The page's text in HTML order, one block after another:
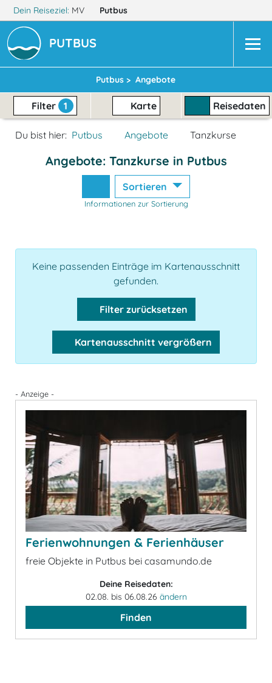
Dein Reiseziel: MV Putbus
PUTBUS
Putbus > Angebote
Filter 1 Karte Reisedaten
Du bist hier: Putbus Angebote Tanzkurse
Angebote: Tanzkurse in Putbus
Sortieren
Informationen zur Sortierung
Keine passenden Einträge im Kartenausschnitt
gefunden.
Filter zurücksetzen
Kartenausschnitt vergrößern
- Anzeige -
Ferienwohnungen & Ferienhäuser
freie Objekte in Putbus bei casamundo.de
Deine Reisedaten:
02.08. bis 06.08.26 ändern
Finden